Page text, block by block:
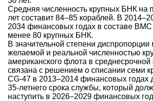
Средняя численность крупных БНК на
лет составит 84–85 кораблей. В
2034 финансовых годах в составе
менее 80 крупных БНК.
В значительной степени
желаемой и реальной численностью
американского флота в среднесрочной
связана с решением о списании семи
CG-47 в 2013–2014 финансовых годах
35-летнего срока службы, который
наступить в 2026–2029 финансовых